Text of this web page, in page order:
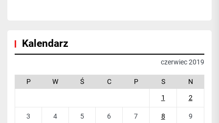
Kalendarz
czerwiec 2019
P W Ś C P S N
1 2
3 4 5 6 7 8 9